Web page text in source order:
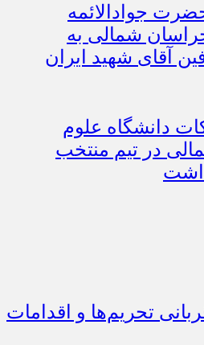
جوادالائمه
شمالی به
آقای شهید ایران
دانشگاه علوم
در تیم منتخب
تحریم‌ها و اقدامات